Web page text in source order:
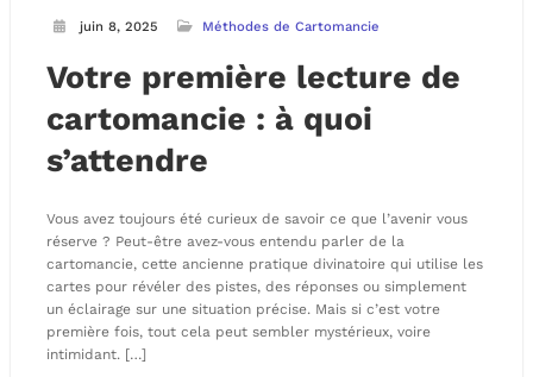
juin 8, 2025 Méthodes de Cartomancie
Votre première lecture de
cartomancie : à quoi
s’attendre
Vous avez toujours été curieux de savoir ce que l’avenir vous
réserve ? Peut-être avez-vous entendu parler de la
cartomancie, cette ancienne pratique divinatoire qui utilise les
cartes pour révéler des pistes, des réponses ou simplement
un éclairage sur une situation précise. Mais si c’est votre
première fois, tout cela peut sembler mystérieux, voire
intimidant. […]